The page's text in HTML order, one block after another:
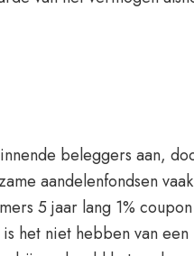
beleggers aan,
aandelenfondsen
5 jaar lang 1%
het niet hebben van